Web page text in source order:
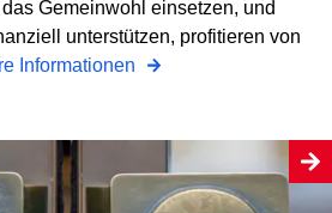
Gemeinwohl einsetzen, und
unterstützen, profitieren von
Informationen